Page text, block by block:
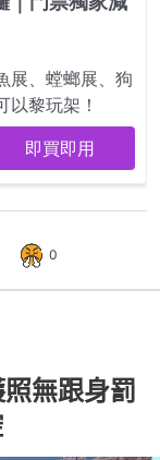
0
無跟身罰